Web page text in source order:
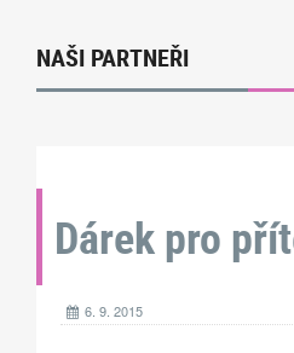
NAŠI PARTNEŘI
Dárek pro
6. 9. 2015